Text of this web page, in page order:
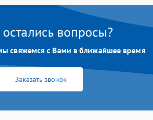
вопросы?
свяжемся с Вами в ближайшее время
Заказать звонок